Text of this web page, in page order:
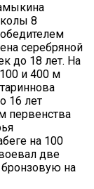
8
серебряной
до 18 лет. На
и 400 м
16 лет
первенства
на 100
две
на